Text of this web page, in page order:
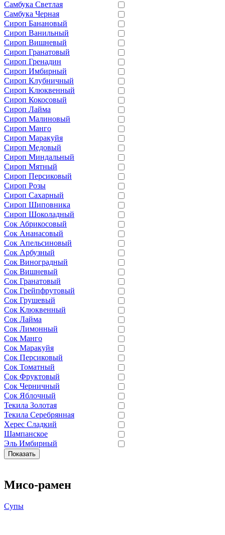
Самбука Светлая
Самбука Черная
Сироп Банановый
Сироп Ванильный
Сироп Вишневый
Сироп Гранатовый
Сироп Гренадин
Сироп Имбирный
Сироп Клубничный
Сироп Клюквенный
Сироп Кокосовый
Сироп Лайма
Сироп Малиновый
Сироп Манго
Сироп Маракуйя
Сироп Медовый
Сироп Миндальный
Сироп Мятный
Сироп Персиковый
Сироп Розы
Сироп Сахарный
Сироп Шиповника
Сироп Шоколадный
Сок Абрикосовый
Сок Ананасовый
Сок Апельсиновый
Сок Арбузный
Сок Виноградный
Сок Вишневый
Сок Гранатовый
Сок Грейпфрутовый
Сок Грушевый
Сок Клюквенный
Сок Лайма
Сок Лимонный
Сок Манго
Сок Маракуйя
Сок Персиковый
Сок Томатный
Сок Фруктовый
Сок Черничный
Сок Яблочный
Текила Золотая
Текила Серебрянная
Херес Сладкий
Шампанское
Эль Имбирный
Мисо-рамен
Супы